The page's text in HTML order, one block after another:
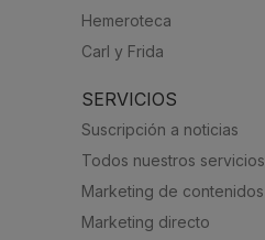
Hemeroteca
Carl y Frida
SERVICIOS
Suscripción a noticias
Todos nuestros servicios
Marketing de contenidos
Marketing directo